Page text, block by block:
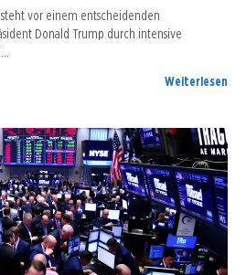
vor einem entscheidenden
Donald Trump durch intensive
Weiterlesen